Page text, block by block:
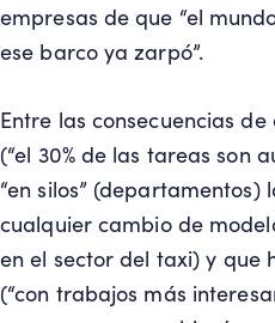
empresas de que “el
ese barco ya zarpó”.
Entre las consecuencias
(“el 30% de las tareas son
“en silos”
cualquier cambio de
en el sector del taxi) y que
(“con trabajos más